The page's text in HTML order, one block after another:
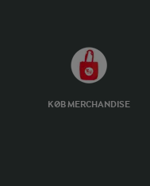
KØB MERCHANDISE